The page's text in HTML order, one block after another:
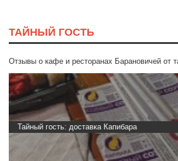
ТАЙНЫЙ ГОСТЬ
Отзывы о кафе и ресторанах Барановичей от
Тайный гость: ресторан